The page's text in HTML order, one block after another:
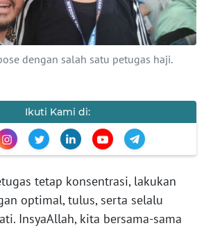
dengan salah satu petugas haji.
Ikuti Kami di:
tetap konsentrasi, lakukan
optimal, tulus, serta selalu
InsyaAllah, kita bersama-sama